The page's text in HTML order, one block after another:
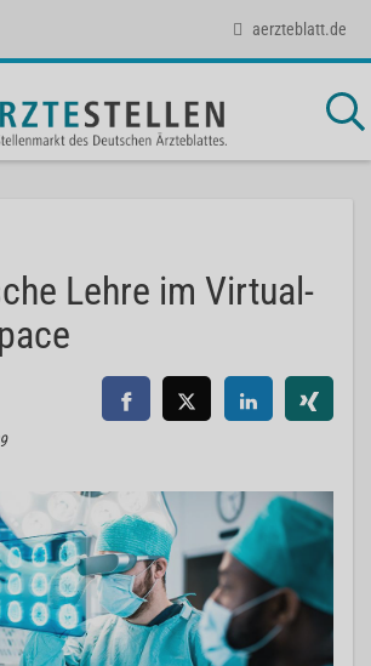
aerzteblatt.de
Lehre im Virtual-